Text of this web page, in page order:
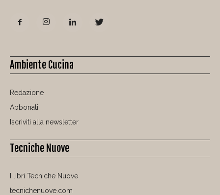
Ambiente Cucina
Redazione
Abbonati
Iscriviti alla newsletter
Tecniche Nuove
I libri Tecniche Nuove
tecnichenuove.com